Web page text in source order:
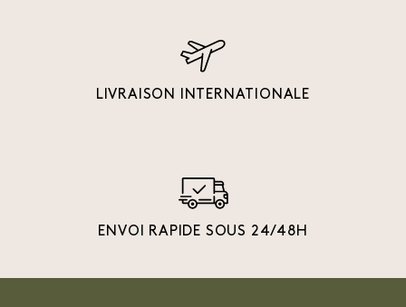
LIVRAISON INTERNATIONALE
ENVOI RAPIDE SOUS 24/48H